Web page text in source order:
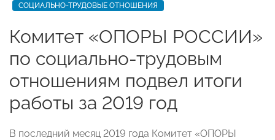
СОЦИАЛЬНО-ТРУДОВЫЕ ОТНОШЕНИЯ
Комитет «ОПОРЫ РОССИИ»
по социально-трудовым
отношениям подвел итоги
работы за 2019 год
В последний месяц 2019 года Комитет «ОПОРЫ